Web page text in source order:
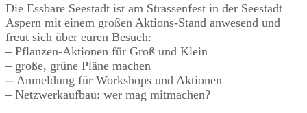
Die Essbare Seestadt ist am Strassenfest in der Seestadt
Aspern mit einem großen Aktions-Stand anwesend und
freut sich über euren Besuch:
– Pflanzen-Aktionen für Groß und Klein
– große, grüne Pläne machen
-- Anmeldung für Workshops und Aktionen
– Netzwerkaufbau: wer mag mitmachen?